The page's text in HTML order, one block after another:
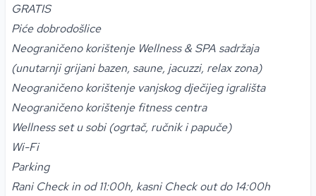
GRATIS
Piće dobrodošlice
Neograničeno korištenje Wellness & SPA sadržaja
(unutarnji grijani bazen, saune, jacuzzi, relax zona)
Neograničeno korištenje vanjskog dječijeg igrališta
Neograničeno korištenje fitness centra
Wellness set u sobi (ogrtač, ručnik i papuče)
Wi-Fi
Parking
Rani Check in od 11:00h, kasni Check out do 14:00h